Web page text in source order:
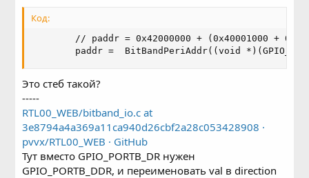
Код:
// paddr = 0x42000000 + (0x40001000 +
paddr =  BitBandPeriAddr((void
Это стеб такой?
-----
RTL00_WEB/bitband_io.c at
3e8794a4a369a11ca940d26cbf2a28c053428908 ·
pvvx/RTL00_WEB · GitHub
Тут вместо GPIO_PORTB_DR нужен
GPIO_PORTB_DDR, и переименовать val в direction